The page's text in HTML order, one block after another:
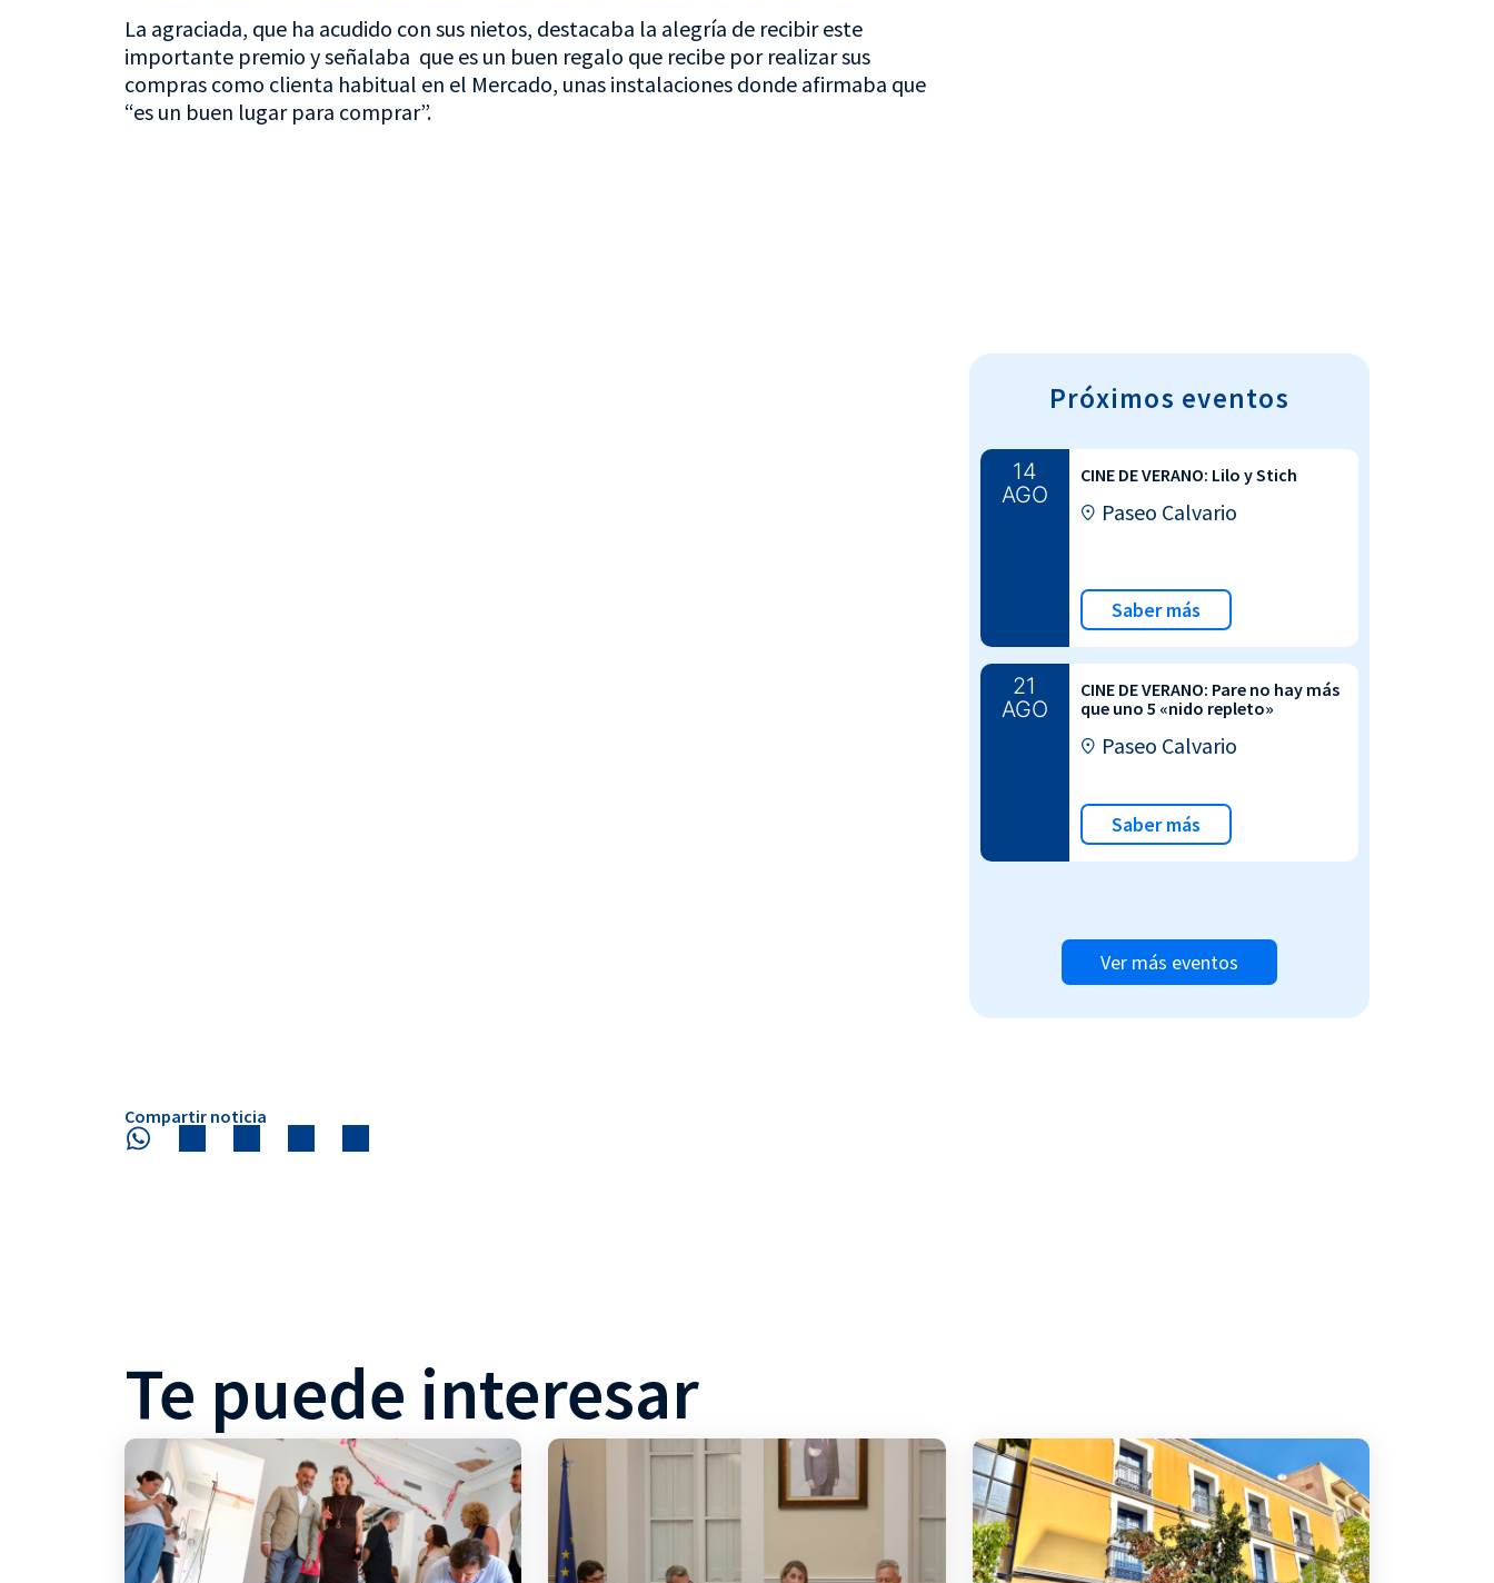
La agraciada, que ha acudido con sus nietos, destacaba la alegría de recibir este
importante premio y señalaba que es un buen regalo que recibe por realizar sus
compras como clienta habitual en el Mercado, unas instalaciones donde afirmaba que
“es un buen lugar para comprar”.
Próximos eventos
14
AGO
CINE DE VERANO: Lilo y Stich
Paseo Calvario
Saber más
21
AGO
CINE DE VERANO: Pare no hay más
que uno 5 «nido repleto»
Paseo Calvario
Saber más
Ver más eventos
Compartir noticia
Te puede interesar